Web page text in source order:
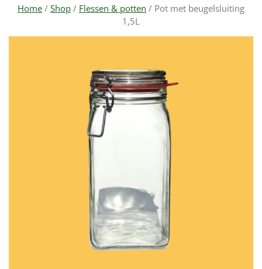
Home / Shop / Flessen & potten / Pot met beugelsluiting
1,5L